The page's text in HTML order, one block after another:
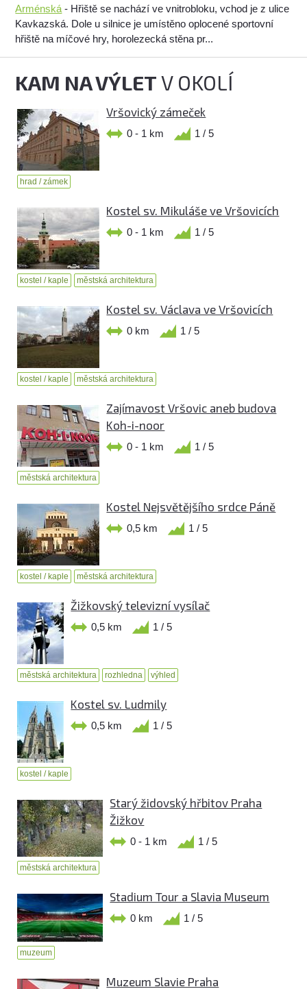
Arménská - Hřiště se nachází ve vnitrobloku, vchod je z ulice
Kavkazská. Dole u silnice je umístěno oplocené sportovní
hřiště na míčové hry, horolezecká stěna pr...
KAM NA VÝLETV OKOLÍ
Vršovický zámeček
0 - 1 km 1 / 5
hrad / zámek
Kostel sv. Mikuláše ve Vršovicích
0 - 1 km 1 / 5
kostel / kaple městská architektura
Kostel sv. Václava ve Vršovicích
0 km 1 / 5
kostel / kaple městská architektura
Zajímavost Vršovic aneb budova
Koh-i-noor
0 - 1 km 1 / 5
městská architektura
Kostel Nejsvětějšího srdce Páně
0,5 km 1 / 5
kostel / kaple městská architektura
Žižkovský televizní vysílač
0,5 km 1 / 5
městská architektura rozhledna výhled
Kostel sv. Ludmily
0,5 km 1 / 5
kostel / kaple
Starý židovský hřbitov Praha
Žižkov
0 - 1 km 1 / 5
městská architektura
Stadium Tour a Slavia Museum
0 km 1 / 5
muzeum
Muzeum Slavie Praha